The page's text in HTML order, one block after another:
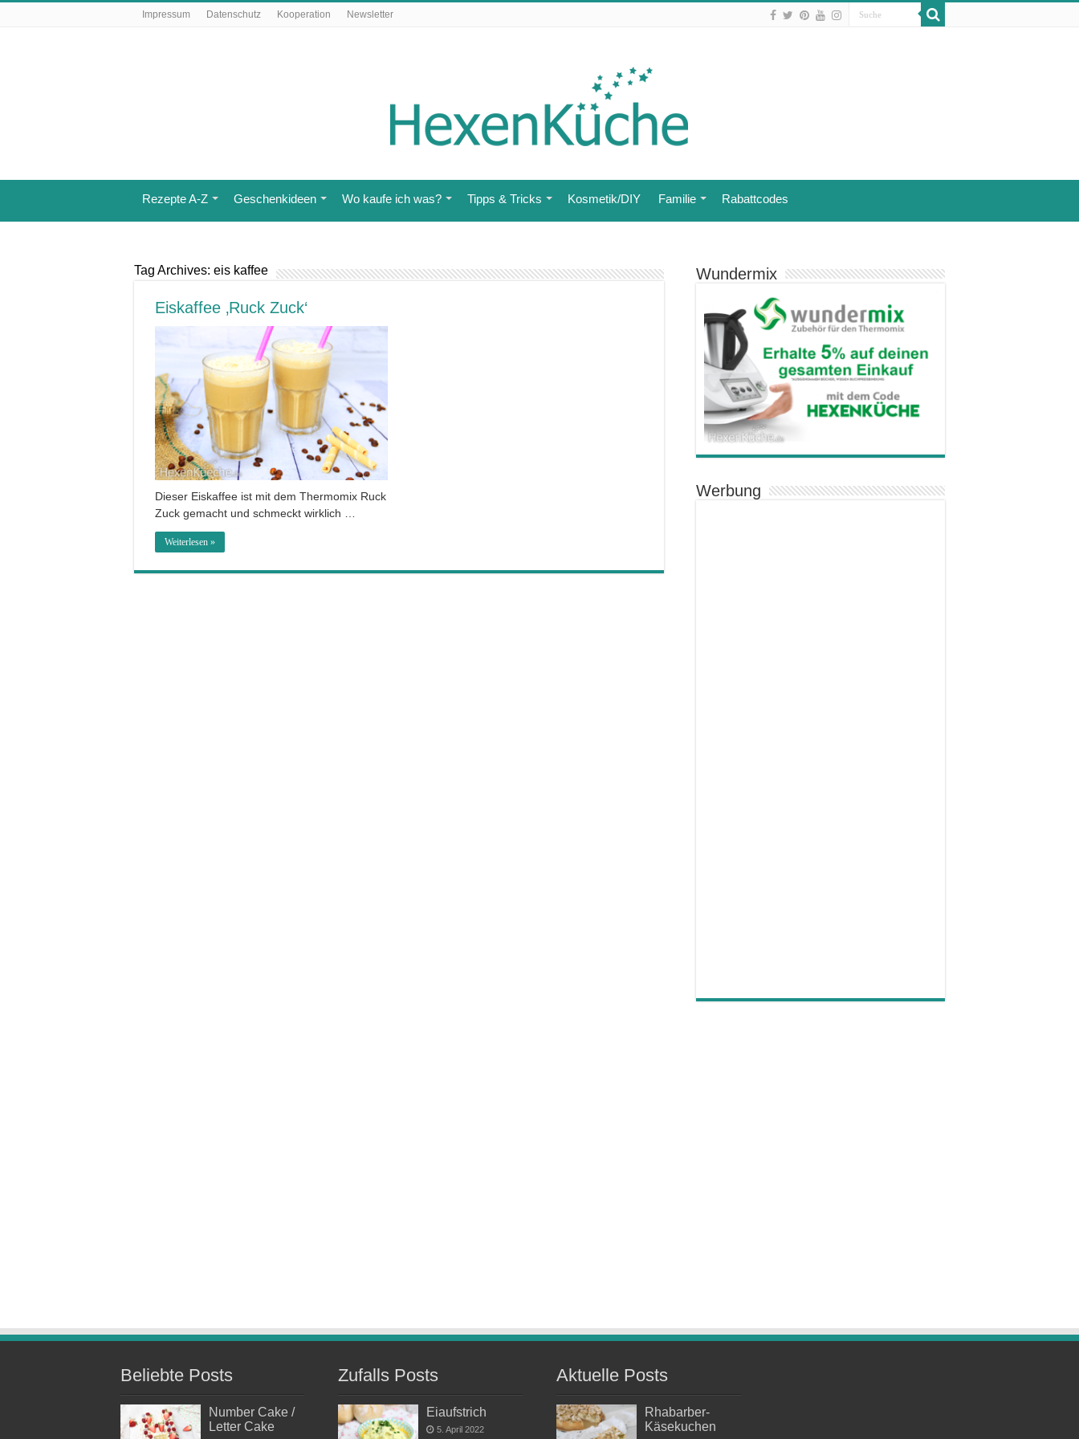
Impressum Datenschutz Kooperation Newsletter
Rezepte A-Z Geschenkideen Wo kaufe ich was? Tipps & Tricks Kosmetik/DIY Familie Rabattcodes
Tag Archives: eis kaffee
Eiskaffee ‚Ruck Zuck‘
Dieser Eiskaffee ist mit dem Thermomix Ruck
Zuck gemacht und schmeckt wirklich …
Weiterlesen »
Wundermix
Werbung
Beliebte Posts
Number Cake /
Letter Cake
Zufalls Posts
Eiaufstrich
5. April 2022
Aktuelle Posts
Rhabarber-
Käsekuchen